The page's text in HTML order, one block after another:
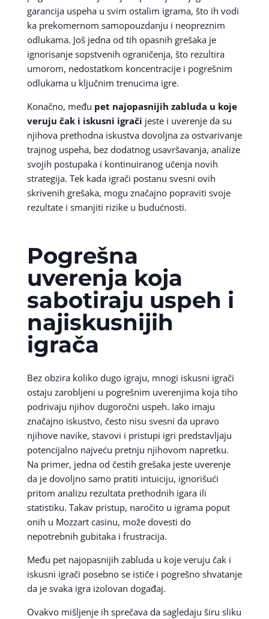
garancija uspeha u svim ostalim igrama, što ih vodi
ka prekomernom samopouzdanju i neopreznim
odlukama. Još jedna od tih opasnih grešaka je
ignorisanje sopstvenih ograničenja, što rezultira
umorom, nedostatkom koncentracije i pogrešnim
odlukama u ključnim trenucima igre.
Konačno, među pet najopasnijih zabluda u koje
veruju čak i iskusni igrači jeste i uverenje da su
njihova prethodna iskustva dovoljna za ostvarivanje
trajnog uspeha, bez dodatnog usavršavanja, analize
svojih postupaka i kontinuiranog učenja novih
strategija. Tek kada igrači postanu svesni ovih
skrivenih grešaka, mogu značajno popraviti svoje
rezultate i smanjiti rizike u budućnosti.
Pogrešna
uverenja koja
sabotiraju uspeh i
najiskusnijih
igrača
Bez obzira koliko dugo igraju, mnogi iskusni igrači
ostaju zarobljeni u pogrešnim uverenjima koja tiho
podrivaju njihov dugoročni uspeh. Iako imaju
značajno iskustvo, često nisu svesni da upravo
njihove navike, stavovi i pristupi igri predstavljaju
potencijalno najveću pretnju njihovom napretku.
Na primer, jedna od čestih grešaka jeste uverenje
da je dovoljno samo pratiti intuiciju, ignorišući
pritom analizu rezultata prethodnih igara ili
statistiku. Takav pristup, naročito u igrama poput
onih u Mozzart casinu, može dovesti do
nepotrebnih gubitaka i frustracija.
Među pet najopasnijih zabluda u koje veruju čak i
iskusni igrači posebno se ističe i pogrešno shvatanje
da je svaka igra izolovan događaj.
Ovakvo mišljenje ih sprečava da sagledaju širu sliku